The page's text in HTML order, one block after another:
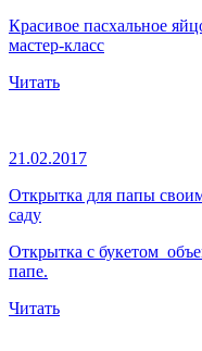
Красивое пасхальное
мастер-класс
Читать
21.02.2017
Открытка для папы
саду
Открытка с букетом
папе.
Читать